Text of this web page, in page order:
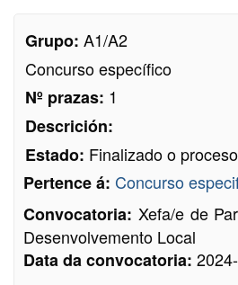
Grupo: A1/A2
Concurso específico
Nº prazas: 1
Descrición:
Estado: Finalizado o
Pertence á: Concurso
Convocatoria: Xefa/e de
Desenvolvemento Local
Data da convocatoria: